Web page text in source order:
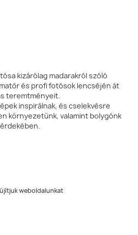
kizárólag madarakról szóló
és profi fotósok lencséjén át
teremtményeit.
inspirálnak, és cselekvésre
környezetünk, valamint bolygónk
weboldalunkat